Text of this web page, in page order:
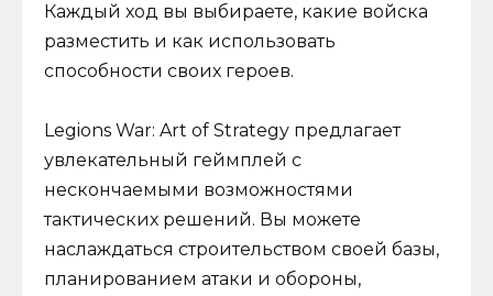
Каждый ход вы выбираете, какие войска
разместить и как использовать
способности своих героев.
Legions War: Art of Strategy предлагает
увлекательный геймплей с
нескончаемыми возможностями
тактических решений. Вы можете
наслаждаться строительством своей базы,
планированием атаки и обороны,